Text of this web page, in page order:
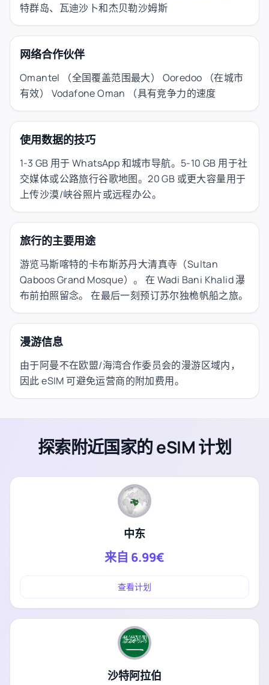
特群岛、瓦迪沙卜和杰贝勒沙姆斯
网络合作伙伴
Omantel （全国覆盖范围最大） Ooredoo （在城市
有效） Vodafone Oman （具有竞争力的速度
使用数据的技巧
1-3 GB 用于 WhatsApp 和城市导航。5-10 GB 用于社
交媒体或公路旅行谷歌地图。20 GB 或更大容量用于
上传沙漠/峡谷照片或远程办公。
旅行的主要用途
游览马斯喀特的卡布斯苏丹大清真寺（Sultan
Qaboos Grand Mosque）。 在 Wadi Bani Khalid 瀑
布前拍照留念。 在最后一刻预订苏尔独桅帆船之旅。
漫游信息
由于阿曼不在欧盟/海湾合作委员会的漫游区域内，
因此 eSIM 可避免运营商的附加费用。
探索附近国家的 eSIM 计划
中东
来自 6.99€
查看计划
沙特阿拉伯